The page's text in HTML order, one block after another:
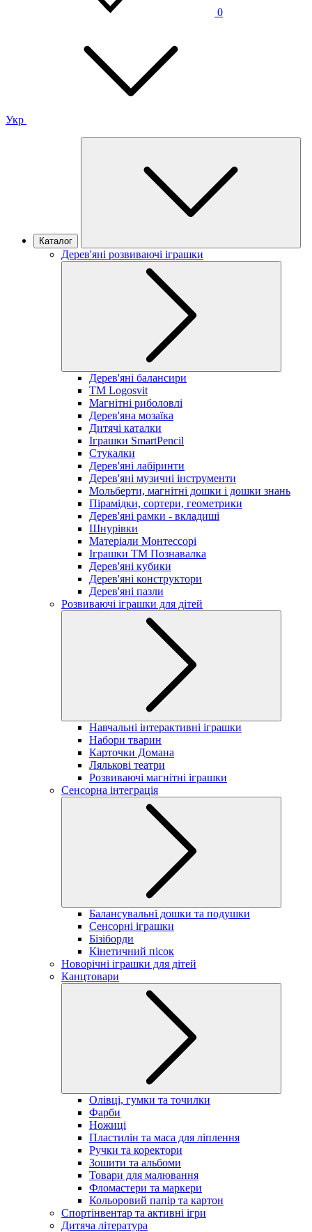
0
Укр
Каталог
Дерев'яні розвиваючі іграшки
Дерев'яні балансири
TM Logosvit
Магнітні риболовлі
Дерев'яна мозаїка
Дитячі каталки
Іграшки SmartPencil
Стукалки
Дерев'яні лабіринти
Дерев'яні музичні інструменти
Мольберти, магнітні дошки і дошки знань
Пірамідки, сортери, геометрики
Дерев'яні рамки - вкладиші
Шнурівки
Матеріали Монтессорі
Іграшки ТМ Познавалка
Дерев'яні кубики
Дерев'яні конструктори
Дерев'яні пазли
Розвиваючі іграшки для дітей
Навчальні інтерактивні іграшки
Набори тварин
Карточки Домана
Лялькові театри
Розвиваючі магнітні іграшки
Сенсорна інтеграція
Балансувальні дошки та подушки
Сенсорні іграшки
Бізіборди
Кінетичний пісок
Новорічні іграшки для дітей
Канцтовари
Олівці, гумки та точилки
Фарби
Ножиці
Пластилін та маса для ліплення
Ручки та коректори
Зошити та альбоми
Товари для малювання
Фломастери та маркери
Кольоровий папір та картон
Спортінвентар та активні ігри
Дитяча література